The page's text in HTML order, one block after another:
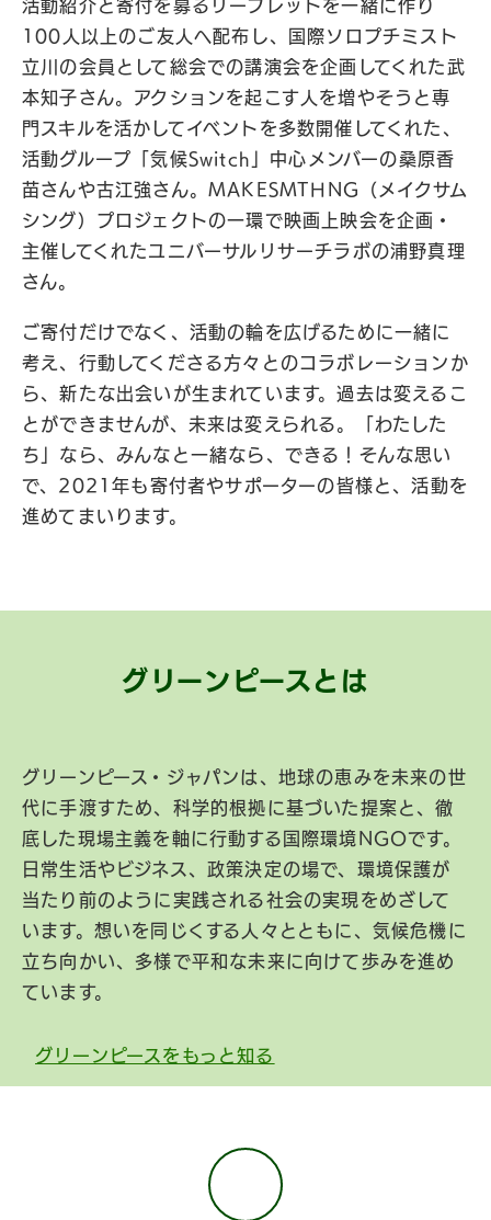
活動紹介と寄付を募るリーフレットを一緒に作り
100人以上のご友人へ配布し、国際ソロプチミスト
立川の会員として総会での講演会を企画してくれた武
本知子さん。アクションを起こす人を増やそうと専
門スキルを活かしてイベントを多数開催してくれた、
活動グループ「気候Switch」中心メンバーの桑原香
苗さんや古江強さん。MAKESMTHNG（メイクサム
シング）プロジェクトの一環で映画上映会を企画・
主催してくれたユニバーサルリサーチラボの浦野真理
さん。
ご寄付だけでなく、活動の輪を広げるために一緒に
考え、行動してくださる方々とのコラボレーションか
ら、新たな出会いが生まれています。過去は変えるこ
とができませんが、未来は変えられる。「わたした
ち」なら、みんなと一緒なら、できる！そんな思い
で、2021年も寄付者やサポーターの皆様と、活動を
進めてまいります。
グリーンピースとは
グリーンピース・ジャパンは、地球の恵みを未来の世
代に手渡すため、科学的根拠に基づいた提案と、徹
底した現場主義を軸に行動する国際環境NGOです。
日常生活やビジネス、政策決定の場で、環境保護が
当たり前のように実践される社会の実現をめざして
います。想いを同じくする人々とともに、気候危機に
立ち向かい、多様で平和な未来に向けて歩みを進め
ています。
グリーンピースをもっと知る